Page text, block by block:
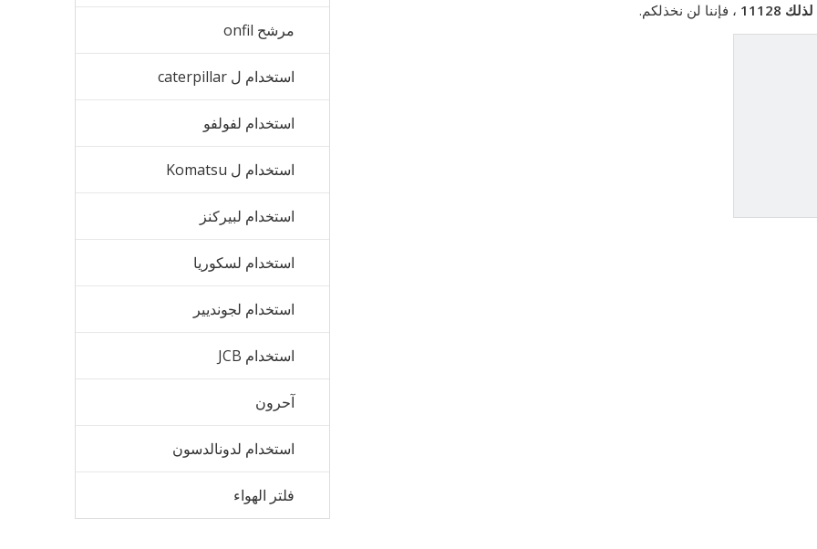
مرشح onfil
استخدام ل caterpillar
استخدام لفولفو
استخدام ل Komatsu
استخدام لبيركنز
استخدام لسكوريا
استخدام لجونديير
استخدام JCB
آحرون
استخدام لدونالدسون
فلتر الهواء
لذلك 11128 ، فإننا لن نخذلكم.